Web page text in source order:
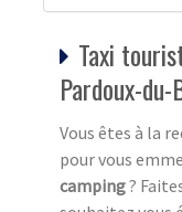
Taxi
Pardoux-
Vous êtes à la
pour vous
camping?